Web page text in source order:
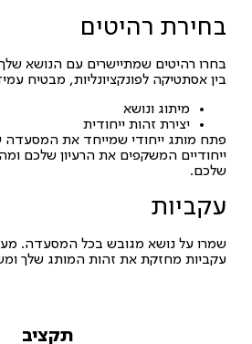
בחירת רהיטים
בחרו רהיטים שמתיישרים עם הנושא שלך
בין אסתטיקה לפונקציונליות, מבטיח
מיתוג ונושא
יצירת זהות ייחודית
פתח מותג ייחודי שמייחד את המסעדה
ייחודיים המשקפים את הרעיון שלכם
שלכם.
עקביות
שמרו על נושא מגובש בכל המסעדה.
עקביות מחזקת את זהות המותג שלך
תקציב